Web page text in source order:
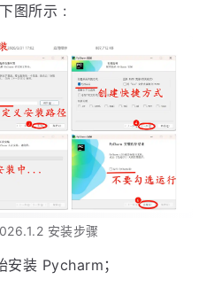
图所示 :
安装步骤
安装 Pycharm；